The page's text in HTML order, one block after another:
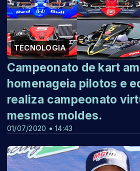
TECNOLOGIA
01/07/2020 • 14:43
Campeonato de kart
homenageia pilotos e
realiza campeonato
mesmos moldes.